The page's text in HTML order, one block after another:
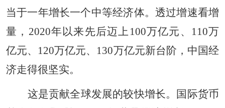
当于一年增长一个中等经济体。透过增速看增
量，2020年以来先后迈上100万亿元、110万
亿元、120万亿元、130万亿元新台阶，中国经
济走得很坚实。
这是贡献全球发展的较快增长。国际货币